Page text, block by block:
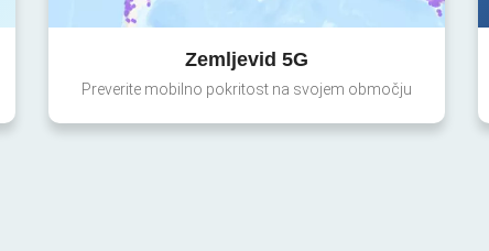
Zemljevid 5G
Preverite mobilno pokritost na svojem območju